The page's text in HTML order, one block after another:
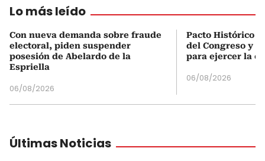
Lo más leído
Con nueva demanda sobre fraude
electoral, piden suspender
posesión de Abelardo de la
Espriella
06/08/2026
Pacto Histórico
del Congreso y
para ejercer la
06/08/2026
Últimas Noticias